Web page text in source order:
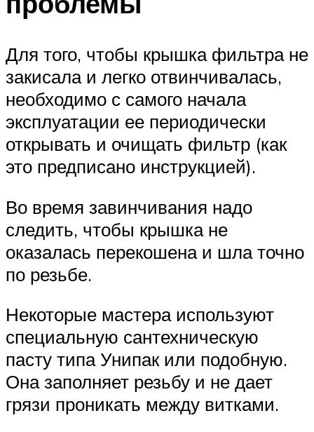
Для того, чтобы крышка фильтра не
закисала и легко отвинчивалась,
необходимо с самого начала
эксплуатации ее периодически
открывать и очищать фильтр (как
это предписано инструкцией).
Во время завинчивания надо
следить, чтобы крышка не
оказалась перекошена и шла точно
по резьбе.
Некоторые мастера используют
специальную сантехническую
пасту типа Унипак или подобную.
Она заполняет резьбу и не дает
грязи проникать между витками.